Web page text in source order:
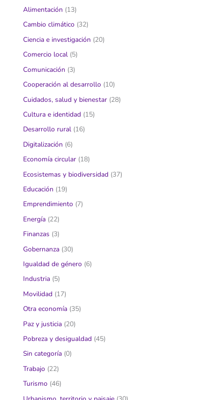
Alimentación (13)
Cambio climático (32)
Ciencia e investigación (20)
Comercio local (5)
Comunicación (3)
Cooperación al desarrollo (10)
Cuidados, salud y bienestar (28)
Cultura e identidad (15)
Desarrollo rural (16)
Digitalización (6)
Economía circular (18)
Ecosistemas y biodiversidad (37)
Educación (19)
Emprendimiento (7)
Energía (22)
Finanzas (3)
Gobernanza (30)
Igualdad de género (6)
Industria (5)
Movilidad (17)
Otra economía (35)
Paz y justicia (20)
Pobreza y desigualdad (45)
Sin categoría (0)
Trabajo (22)
Turismo (46)